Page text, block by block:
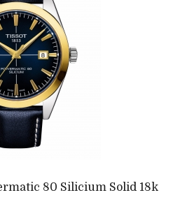
80 Silicium Solid 18k